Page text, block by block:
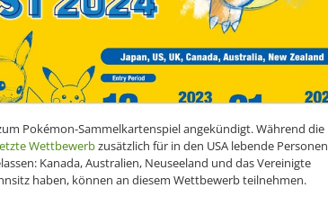
Pokémon-Sammelkartenspiel angekündigt. Während die
Wettbewerbzusätzlich für in den USA lebende Personen
Kanada, Australien, Neuseeland und das Vereinigte
haben, können an diesem Wettbewerb teilnehmen.